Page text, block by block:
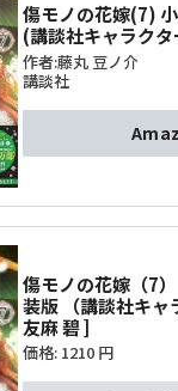
傷モノの花嫁(7)
(講談社キャラク
作者:藤丸 豆ノ介
講談社
傷モノの花嫁（7
装版 （講談社キャ
友麻 碧 ]
価格: 1210 円